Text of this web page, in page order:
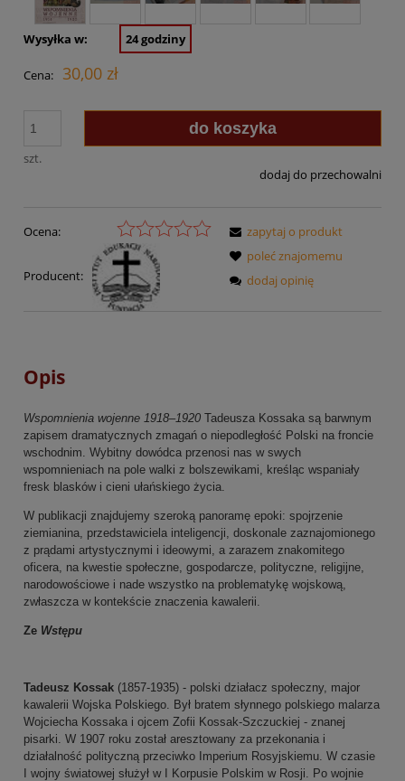
Wysyłka w: 24 godziny
Cena: 30,00 zł
szt.
do koszyka
dodaj do przechowalni
Ocena:
Producent:
zapytaj o produkt
poleć znajomemu
dodaj opinię
Opis
Wspomnienia wojenne 1918–1920 Tadeusza Kossaka są barwnym
zapisem dramatycznych zmagań o niepodległość Polski na froncie
wschodnim. Wybitny dowódca przenosi nas w swych
wspomnieniach na pole walki z bolszewikami, kreśląc wspaniały
fresk blasków i cieni ułańskiego życia.
W publikacji znajdujemy szeroką panoramę epoki: spojrzenie
ziemianina, przedstawiciela inteligencji, doskonale zaznajomionego
z prądami artystycznymi i ideowymi, a zarazem znakomitego
oficera, na kwestie społeczne, gospodarcze, polityczne, religijne,
narodowościowe i nade wszystko na problematykę wojskową,
zwłaszcza w kontekście znaczenia kawalerii.
Ze Wstępu
Tadeusz Kossak (1857-1935) - polski działacz społeczny, major
kawalerii Wojska Polskiego.
Był bratem słynnego polskiego malarza
Wojciecha Kossaka i ojcem Zofii Kossak-Szczuckiej - znanej
pisarki. W 1907 roku został aresztowany za przekonania i
działalność polityczną przeciwko Imperium Rosyjskiemu. W czasie
I wojny światowej służył w I Korpusie Polskim w Rosji. Po wojnie